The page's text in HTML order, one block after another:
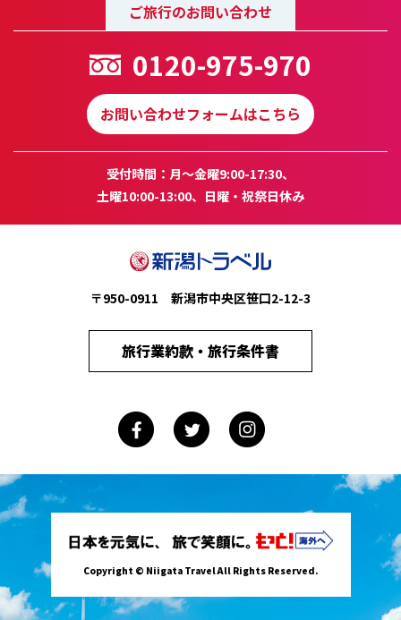
ご旅行のお問い合わせ
0120-975-970
お問い合わせフォームはこちら
受付時間：月～金曜9:00-17:30、
土曜10:00-13:00、日曜・祝祭日休み
〒950-0911 新潟市中央区笹口2-12-3
旅行業約款・旅行条件書
Copyright © Niigata Travel All Rights Reserved.